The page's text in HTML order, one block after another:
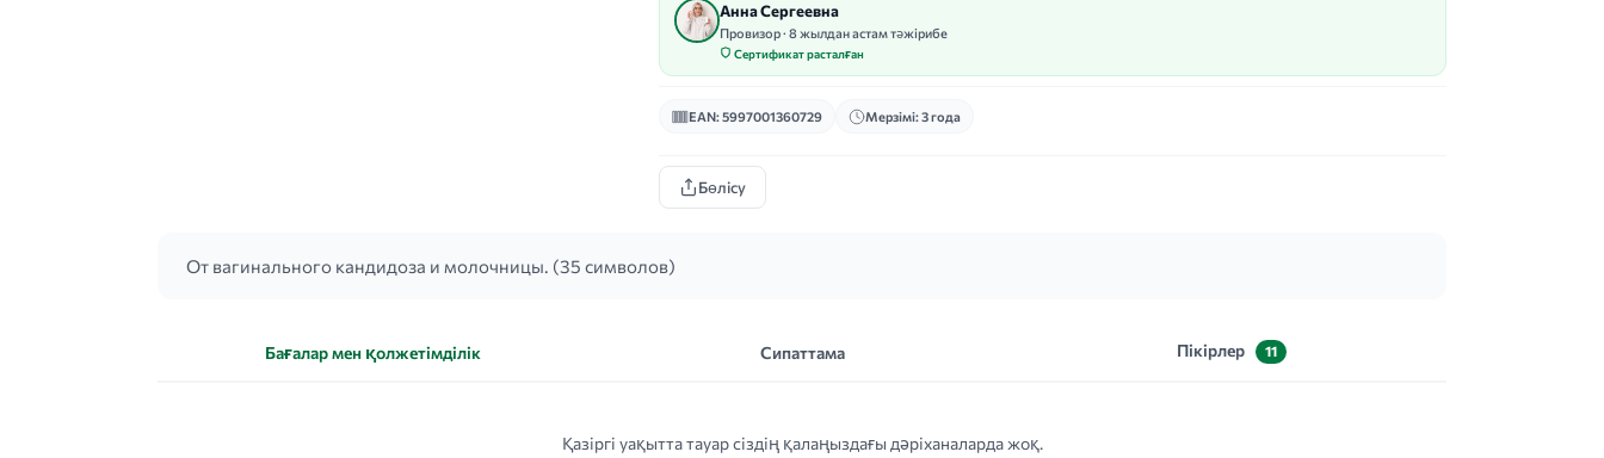
Анна Сергеевна
Провизор · 8 жылдан астам тәжірибе
Сертификат расталған
EAN: 5997001360729 Мерзімі: 3 года
Бөлісу
От вагинального кандидоза и молочницы. (35 символов)
Бағалар мен қолжетімділік Сипаттама Пікірлер 11
Қазіргі уақытта тауар сіздің қалаңыздағы дәріханаларда жоқ.